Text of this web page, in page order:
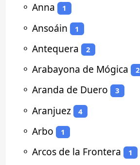
⚬ Anna 1
⚬ Ansoáin 1
⚬ Antequera 2
⚬ Arabayona de Mógica 2
⚬ Aranda de Duero 3
⚬ Aranjuez 4
⚬ Arbo 1
⚬ Arcos de la Frontera 1